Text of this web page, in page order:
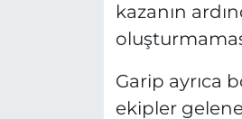
kazanın
Garip ayrıca
ekipler